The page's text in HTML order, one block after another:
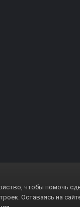
чтобы помочь
Оставаясь на